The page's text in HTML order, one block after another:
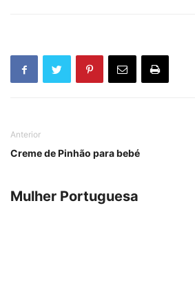
Anterior
Creme de Pinhão para bebé
Mulher Portuguesa